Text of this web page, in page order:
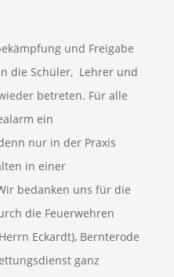
und Freigabe
die Schüler, Lehrer und
betreten. Für alle
ein
nur in der Praxis
in einer
bedanken uns für die
die Feuerwehren
Eckardt), Bernterode
ganz